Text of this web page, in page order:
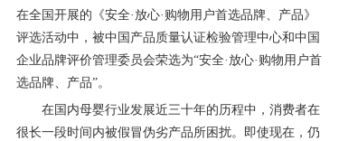
在全国开展的《安全·放心·购物用户首选品牌、产品》
评选活动中，被中国产品质量认证检验管理中心和中国
企业品牌评价管理委员会荣选为“安全·放心·购物用户首
选品牌、产品”。
在国内母婴行业发展近三十年的历程中，消费者在
很长一段时间内被假冒伪劣产品所困扰。即使现在，仍